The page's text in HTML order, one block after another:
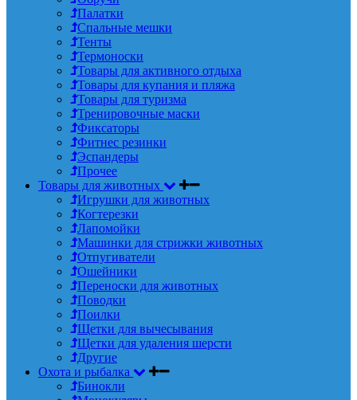
Палатки
Спальные мешки
Тенты
Термоноски
Товары для активного отдыха
Товары для купания и пляжа
Товары для туризма
Тренировочные маски
Фиксаторы
Фитнес резинки
Эспандеры
Прочее
Товары для животных
Игрушки для животных
Когтерезки
Лапомойки
Машинки для стрижки животных
Отпугиватели
Ошейники
Переноски для животных
Поводки
Поилки
Щетки для вычесывания
Щетки для удаления шерсти
Другие
Охота и рыбалка
Бинокли